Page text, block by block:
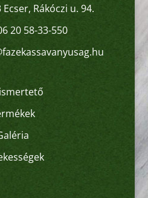
Rákóczi u. 94.
20 58-33-550